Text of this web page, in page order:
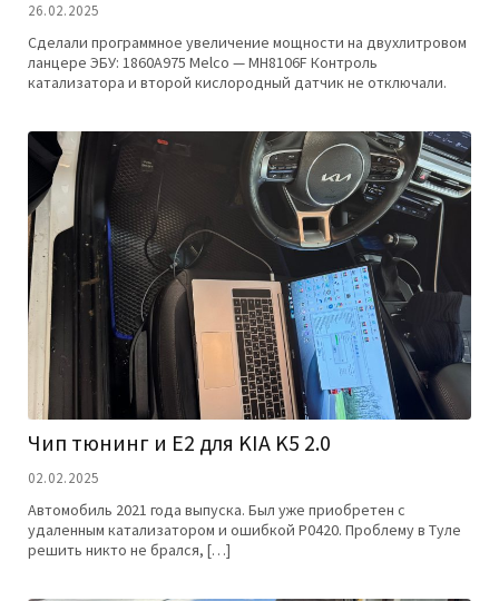
26.02.2025
Сделали программное увеличение мощности на двухлитровом
ланцере ЭБУ: 1860A975 Melco — MH8106F Контроль
катализатора и второй кислородный датчик не отключали.
Чип тюнинг и E2 для KIA K5 2.0
02.02.2025
Автомобиль 2021 года выпуска. Был уже приобретен с
удаленным катализатором и ошибкой P0420. Проблему в Туле
решить никто не брался, […]